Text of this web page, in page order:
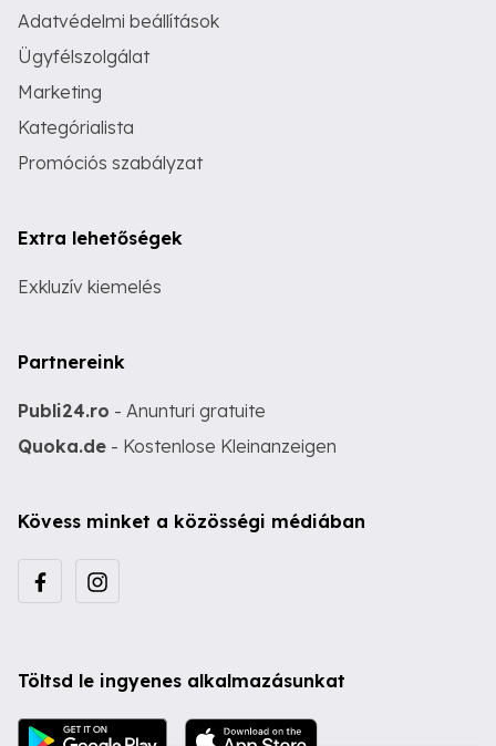
Adatvédelmi beállítások
Ügyfélszolgálat
Marketing
Kategórialista
Promóciós szabályzat
Extra lehetőségek
Exkluzív kiemelés
Partnereink
Publi24.ro - Anunturi gratuite
Quoka.de - Kostenlose Kleinanzeigen
Kövess minket a közösségi médiában
Töltsd le ingyenes alkalmazásunkat